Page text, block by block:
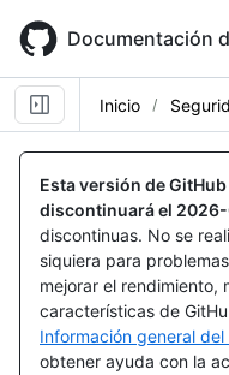
main
content
Documentación
Inicio
Esta versión de
discontinuará el
discontinuas. No se
siquiera para
mejorar el rendimiento,
características de
Información general
obtener ayuda con la